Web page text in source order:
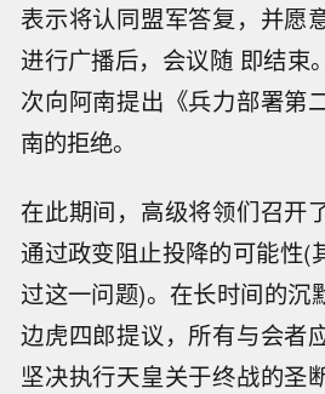
表示将认同盟军答复，并愿
进行广播后，会议随 即结束
次向阿南提出《兵力部署第
南的拒绝。
在此期间，高级将领们召开
通过政变阻止投降的可能性(
过这一问题)。在长时间的沉
边虎四郎提议，所有与会者
坚决执行天皇关于终战的圣